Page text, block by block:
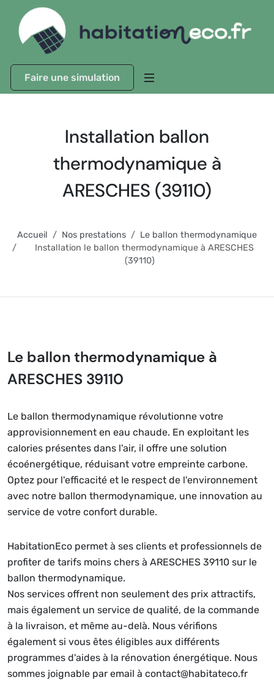
Faire une simulation
Installation ballon
thermodynamique à
ARESCHES (39110)
Accueil Nos prestations
Le ballon thermodynamique
Installation le ballon thermodynamique à ARESCHES
(39110)
Le ballon thermodynamique à
ARESCHES 39110
Le ballon thermodynamique révolutionne votre
approvisionnement en eau chaude. En exploitant les
calories présentes dans l'air, il offre une solution
écoénergétique, réduisant votre empreinte carbone.
Optez pour l'efficacité et le respect de l'environnement
avec notre ballon thermodynamique, une innovation au
service de votre confort durable.
HabitationEco permet à ses clients et professionnels de
profiter de tarifs moins chers à ARESCHES 39110 sur le
ballon thermodynamique.
Nos services offrent non seulement des prix attractifs,
mais également un service de qualité, de la commande
à la livraison, et même au-delà. Nous vérifions
également si vous êtes éligibles aux différents
programmes d'aides à la rénovation énergétique. Nous
sommes joignable par email à contact@habitateco.fr